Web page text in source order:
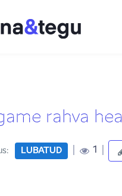
rahva
LUBATUD 1